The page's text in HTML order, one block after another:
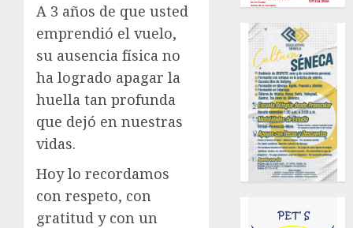
A 3 años de que usted
emprendió el vuelo,
su ausencia física no
ha logrado apagar la
huella tan profunda
que dejó en nuestras
vidas.
Hoy lo recordamos
con respeto, con
gratitud y con un